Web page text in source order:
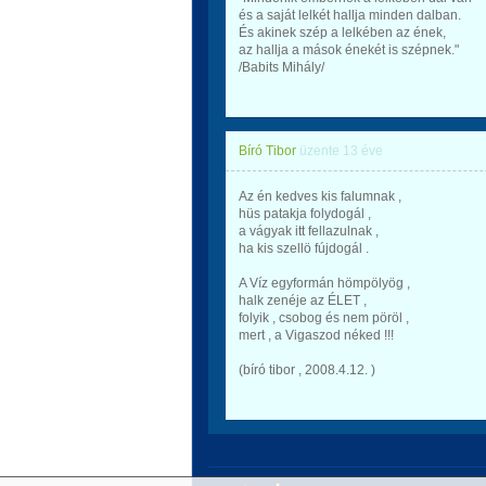
és a saját lelkét hallja minden dalban.
És akinek szép a lelkében az ének,
az hallja a mások énekét is szépnek."
/Babits Mihály/
Bíró Tibor üzente 13 éve
Az én kedves kis falumnak ,
hüs patakja folydogál ,
a vágyak itt fellazulnak ,
ha kis szellö fújdogál .
A Víz egyformán hömpölyög ,
halk zenéje az ÉLET ,
folyik , csobog és nem pöröl ,
mert , a Vigaszod néked !!!
(bíró tibor , 2008.4.12. )